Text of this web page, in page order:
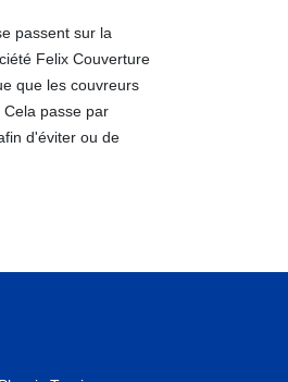
passent sur la
Felix Couverture
que les couvreurs
passe par
d'éviter ou de